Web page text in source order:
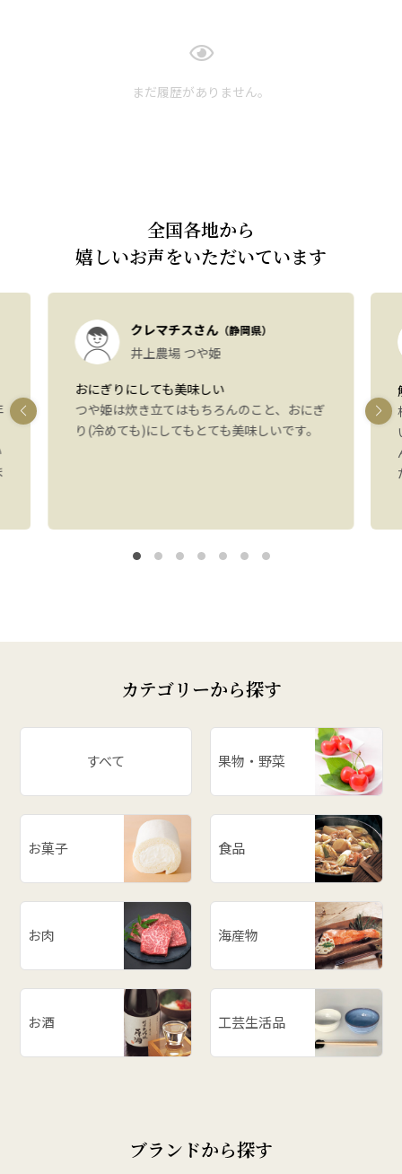
まだ履歴がありません。
全国各地から
嬉しいお声をいただいています
クレマチスさん（静岡県）
井上農場 つや姫
おにぎりにしても美味しい
つや姫は炊き立てはもちろんのこと、おにぎ
り(冷めても)にしてもとても美味しいです。
カテゴリーから探す
すべて 果物・野菜
お菓子 食品
お肉 海産物
お酒 工芸生活品
ブランドから探す